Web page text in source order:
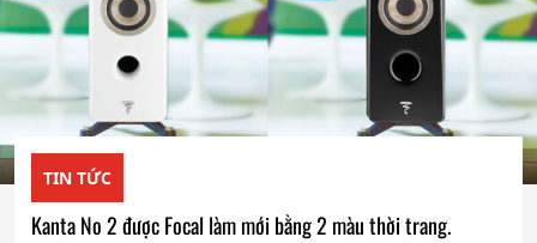
TIN TỨC
Kanta No 2 được Focal làm mới bằng 2 màu thời trang.